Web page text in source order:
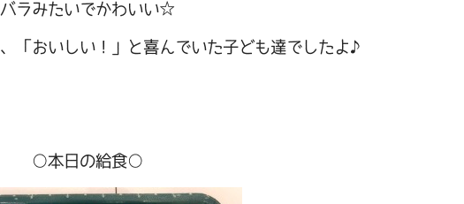
バラみたいでかわいい☆
「おいしい！」と喜んでいた子ども達でしたよ♪
○本日の給食○